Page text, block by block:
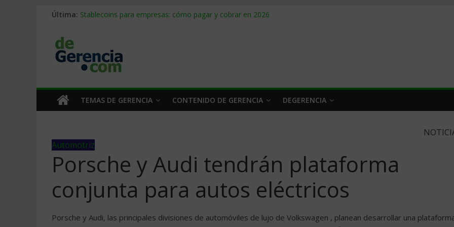
Última: Stablecoins para empresas: cómo pagar y cobrar en 2026
Trabajo forzoso en la cadena de suministro: qué hacer
Mercado hispano de EE. UU.: cómo segmentarlo y venderle
TEMAS DE GERENCIA CONTENIDO DE GERENCIA DEGERENCIA
Automotriz
Porsche y Audi tendrán plataforma
conjunta para autos eléctricos
Porsche y Audi, las principales divisiones de automóviles de lujo de Volkswagen , planean desarrollar una